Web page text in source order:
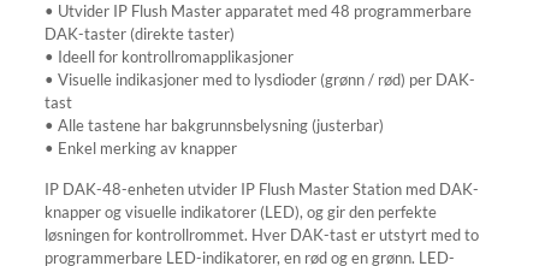
• Utvider IP Flush Master apparatet med 48 programmerbare
DAK-taster (direkte taster)
• Ideell for kontrollromapplikasjoner
• Visuelle indikasjoner med to lysdioder (grønn / rød) per DAK-
tast
• Alle tastene har bakgrunnsbelysning (justerbar)
• Enkel merking av knapper
IP DAK-48-enheten utvider IP Flush Master Station med DAK-
knapper og visuelle indikatorer (LED), og gir den perfekte
løsningen for kontrollrommet. Hver DAK-tast er utstyrt med to
programmerbare LED-indikatorer, en rød og en grønn. LED-